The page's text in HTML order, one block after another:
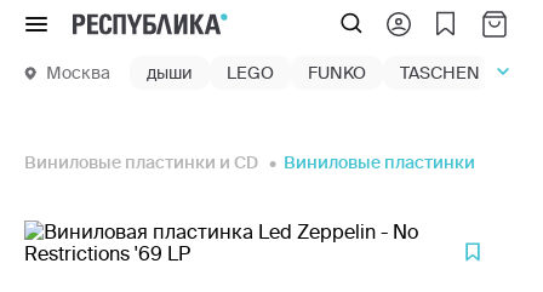
Меню
Москва дыши LEGO FUNKO TASCHEN
Виниловые пластинки и CD Виниловые пластинки